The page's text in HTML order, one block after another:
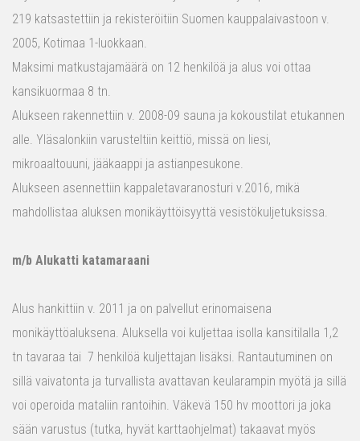
219 katsastettiin ja rekisteröitiin Suomen kauppalaivastoon v.
2005, Kotimaa 1-luokkaan.
Maksimi matkustajamäärä on 12 henkilöä ja alus voi ottaa
kansikuormaa 8 tn.
Alukseen rakennettiin v. 2008-09 sauna ja kokoustilat etukannen
alle. Yläsalonkiin varusteltiin keittiö, missä on liesi,
mikroaaltouuni, jääkaappi ja astianpesukone.
Alukseen asennettiin kappaletavaranosturi v.2016, mikä
mahdollistaa aluksen monikäyttöisyyttä vesistökuljetuksissa.
m/b Alukatti katamaraani
Alus hankittiin v. 2011 ja on palvellut erinomaisena
monikäyttöaluksena. Aluksella voi kuljettaa isolla kansitilalla 1,2
tn tavaraa tai 7 henkilöä kuljettajan lisäksi. Rantautuminen on
sillä vaivatonta ja turvallista avattavan keularampin myötä ja sillä
voi operoida mataliin rantoihin. Väkevä 150 hv moottori ja joka
sään varustus (tutka, hyvät karttaohjelmat) takaavat myös